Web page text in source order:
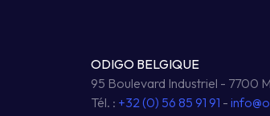
ODIGO BELGIQUE
95 Boulevard Industriel - 7700
Tél. : +32 (0) 56 85 91 91 -